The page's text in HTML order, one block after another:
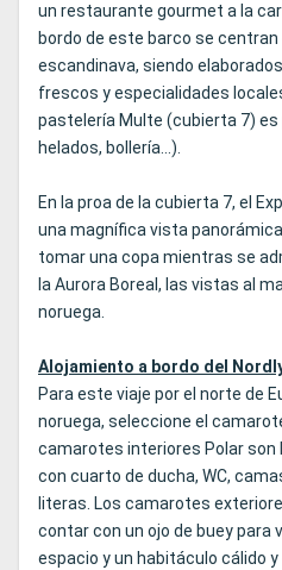
un restaurante gourmet a la
bordo de este barco se
escandinava, siendo
frescos y especialidades
pastelería Multe (cubierta 7)
helados, bollería...).
En la proa de la cubierta 7, el
una magnífica vista
tomar una copa mientras se
la Aurora Boreal, las vistas al
noruega.
Alojamiento a bordo del
Para este viaje por el norte de
noruega, seleccione el
camarotes interiores Polar son
con cuarto de ducha, WC,
literas. Los camarotes
contar con un ojo de buey para
espacio y un habitáculo cálido